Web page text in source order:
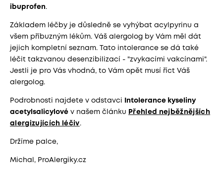
ibuprofen.
Základem léčby je důsledně se vyhýbat acylpyrinu a
všem příbuzným lékům. Váš alergolog by Vám měl dát
jejich kompletní seznam. Tato intolerance se dá také
léčit takzvanou desenzibilizací - "zvykacími vakcínami".
Jestli je pro Vás vhodná, to Vám opět musí říct Váš
alergolog.
Podrobnosti najdete v odstavci
Intolerance kyseliny
acetylsalicylové v našem článku
Přehled nejběžnějších
alergizujících léčiv.
Držíme palce,
Michal, ProAlergiky.cz